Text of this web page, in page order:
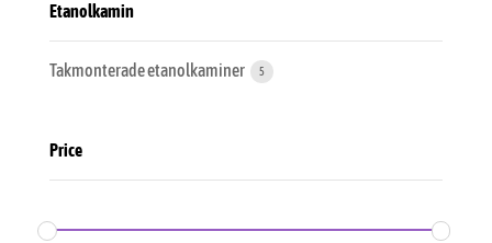
Etanolkamin
Takmonterade etanolkaminer 5
Price